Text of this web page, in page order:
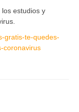
estudios y
gratis-te-quedes-
coronavirus